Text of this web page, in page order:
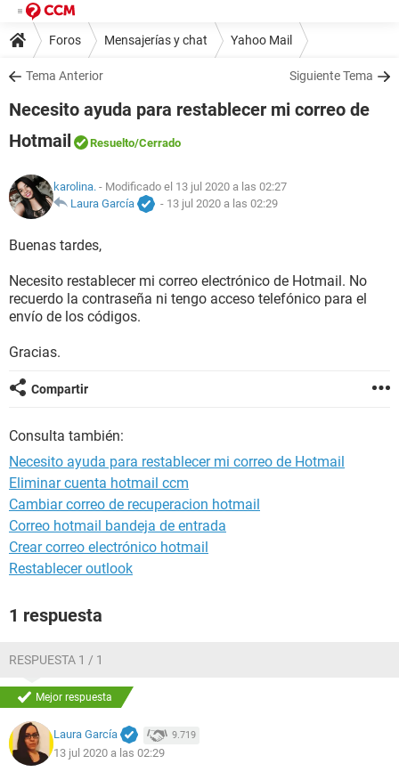
Foros Mensajerías y chat Yahoo Mail
Tema Anterior Siguiente Tema
Necesito ayuda para restablecer mi correo de
Hotmail
Resuelto/Cerrado
karolina. - Modificado el 13 jul 2020 a las 02:27
Laura García
- 13 jul 2020 a las 02:29
Buenas tardes,
Necesito restablecer mi correo electrónico de Hotmail. No
recuerdo la contraseña ni tengo acceso telefónico para el
envío de los códigos.
Gracias.
Compartir
Consulta también:
Necesito ayuda para restablecer mi correo de Hotmail
Eliminar cuenta hotmail ccm
Cambiar correo de recuperacion hotmail
Correo hotmail bandeja de entrada
Crear correo electrónico hotmail
Restablecer outlook
1 respuesta
RESPUESTA 1 / 1
Mejor respuesta
Laura García 9.719
13 jul 2020 a las 02:29